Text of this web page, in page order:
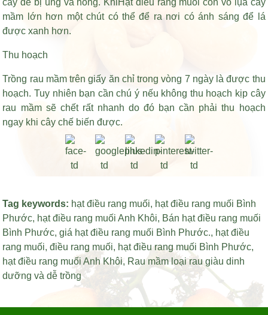
cây dễ bị úng và hỏng. Khi Hạt điều rang muối còn vỏ lụa cây
mầm lớn hơn một chút có thể để ra nơi có ánh sáng để lá
được xanh hơn.
Thu hoạch
Trồng rau mầm trên giấy ăn chỉ trong vòng 7 ngày là được thu
hoạch. Tuy nhiên bạn cần chú ý nếu không thu hoạch kịp cây
rau mầm sẽ chết rất nhanh do đó bạn cần phải thu hoạch
ngay khi cây chế biến được.
Tag keywords: hạt điều rang muối, hạt điều rang muối Bình
Phước, hạt điều rang muối Anh Khôi, Bán hạt điều rang muối
Bình Phước,giá hạt điều rang muối Bình Phước., hạt điều
rang muối,điều rang muối, hạt điều rang muối Bình Phước,
hạt điều rang muối Anh Khôi, Rau mầm loại rau giàu dinh
dưỡng và dễ trồng